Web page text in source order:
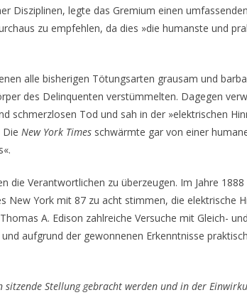
Disziplinen, legte das Gremium einen
zu empfehlen, da dies »die humanste und
alle bisherigen Tötungsarten grausam und
des Delinquenten verstümmelten. Dagegen
schmerzlosen Tod und sah in der »elektrischen
Die New York Times schwärmte gar von einer
die Verantwortlichen zu überzeugen. Im Jahre 1888
New York mit 87 zu acht stimmen, die elektrische
A. Edison zahlreiche Versuche mit Gleich-
aufgrund der gewonnenen Erkenntnisse
Stellung gebracht werden und in der